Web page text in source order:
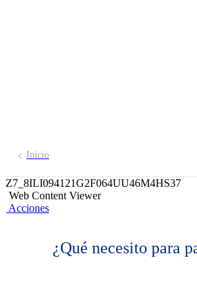
Inicio
Z7_8ILI094121G2F064UU46M4HS37
Web Content Viewer
Acciones
¿Qué necesito para